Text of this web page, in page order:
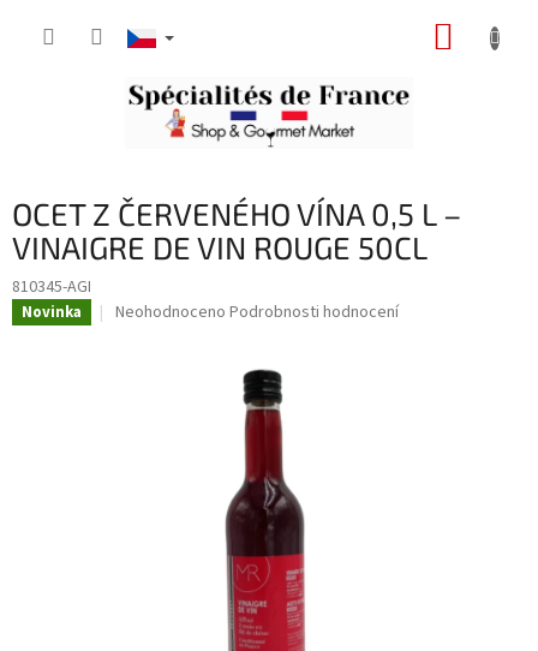
OCET Z ČERVENÉHO VÍNA 0,5 L –
VINAIGRE DE VIN ROUGE 50CL
810345-AGI
Novinka
Průměrné
Neohodnoceno Podrobnosti hodnocení